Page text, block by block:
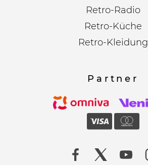
Retro-Radio
Retro-Küche
Retro-Kleidung
Partner